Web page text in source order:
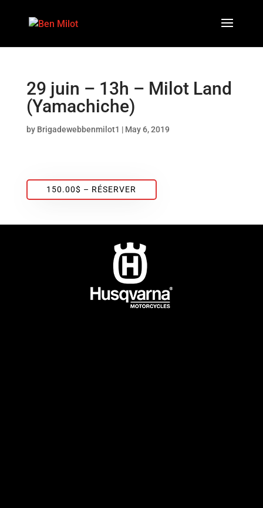
29 juin – 13h – Milot Land
(Yamachiche)
by Brigadewebbenmilot1 | May 6, 2019
150.00$ – RÉSERVER